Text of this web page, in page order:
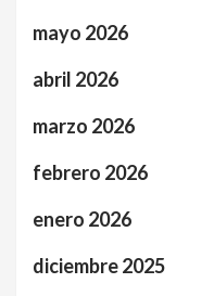
mayo 2026
abril 2026
marzo 2026
febrero 2026
enero 2026
diciembre 2025